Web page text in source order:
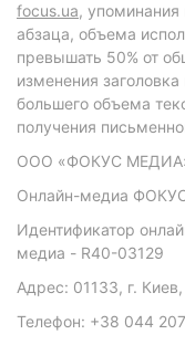
focus.ua, упоминания
абзаца, объема
превышать 50% от
изменения
большего объема
получения
ООО «ФОКУС
Онлайн-медиа
Идентификатор
медиа - R40-03129
Адрес: 01133, г.
Телефон: +38 044